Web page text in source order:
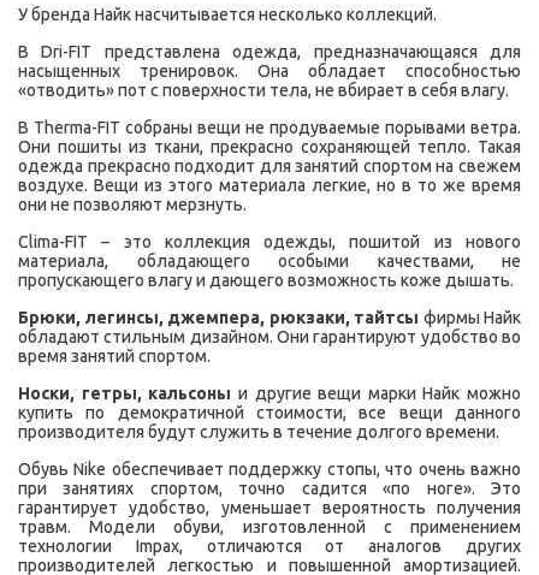
У бренда Найк насчитывается несколько коллекций.
В Dri-FIT представлена одежда, предназначающаяся для
насыщенных тренировок. Она обладает способностью
«отводить» пот с поверхности тела, не вбирает в себя влагу.
В Therma-FIT собраны вещи не продуваемые порывами ветра.
Они пошиты из ткани, прекрасно сохраняющей тепло. Такая
одежда прекрасно подходит для занятий спортом на свежем
воздухе. Вещи из этого материала легкие, но в то же время
они не позволяют мерзнуть.
Clima-FIT – это коллекция одежды, пошитой из нового
материала, обладающего особыми качествами, не
пропускающего влагу и дающего возможность коже дышать.
Брюки, легинсы, джемпера, рюкзаки, тайтсы фирмы Найк
обладают стильным дизайном. Они гарантируют удобство во
время занятий спортом.
Носки, гетры, кальсоны и другие вещи марки Найк можно
купить по демократичной стоимости, все вещи данного
производителя будут служить в течение долгого времени.
Обувь Nike обеспечивает поддержку стопы, что очень важно
при занятиях спортом, точно садится «по ноге». Это
гарантирует удобство, уменьшает вероятность получения
травм. Модели обуви, изготовленной с применением
технологии Impax, отличаются от аналогов других
производителей легкостью и повышенной амортизацией.